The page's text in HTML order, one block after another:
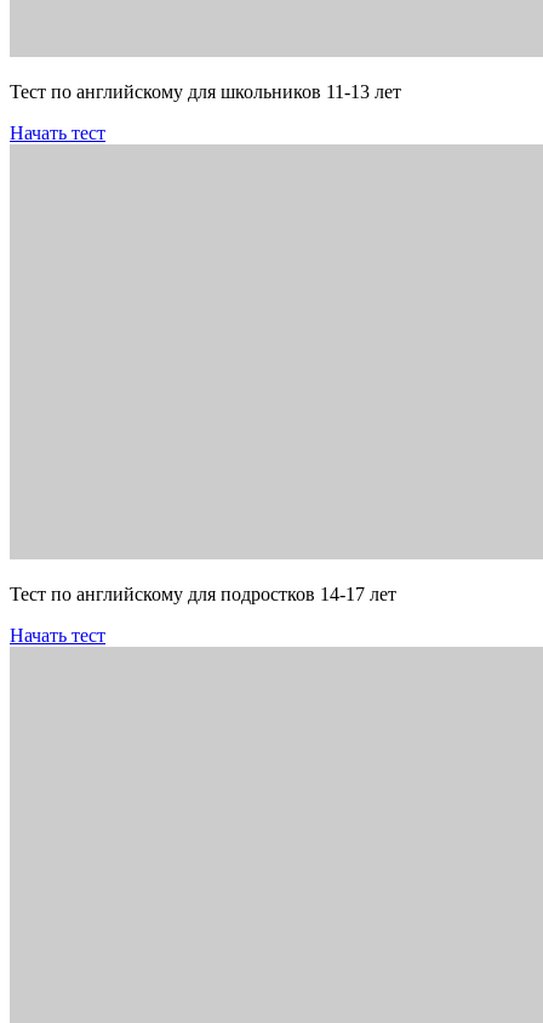
Тест по английскому для школьников 11-13 лет
Начать тест
Тест по английскому для подростков 14-17 лет
Начать тест